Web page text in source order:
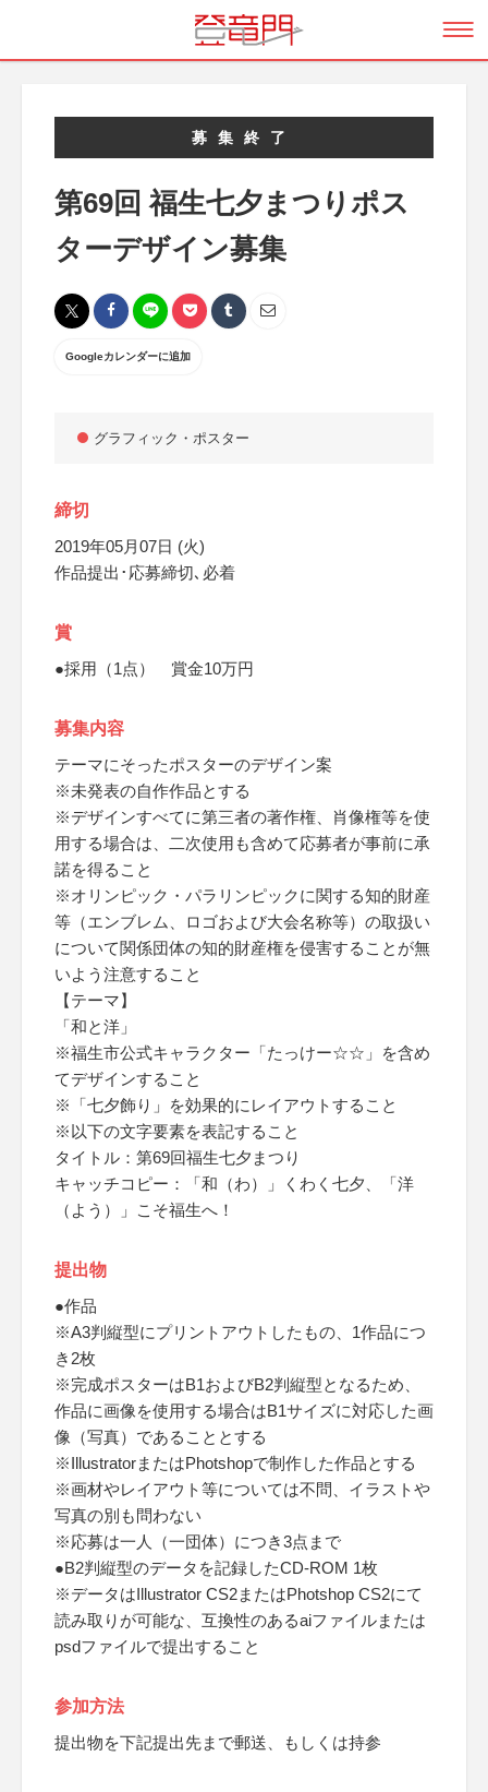
募集終了
第69回 福生七夕まつりポス
ターデザイン募集
Googleカレンダーに追加
グラフィック・ポスター
締切
2019年05月07日 (火)
作品提出･応募締切､必着
賞
●採用（1点） 賞金10万円
募集内容
テーマにそったポスターのデザイン案
※未発表の自作作品とする
※デザインすべてに第三者の著作権、肖像権等を使
用する場合は、二次使用も含めて応募者が事前に承
諾を得ること
※オリンピック・パラリンピックに関する知的財産
等（エンブレム、ロゴおよび大会名称等）の取扱い
について関係団体の知的財産権を侵害することが無
いよう注意すること
【テーマ】
「和と洋」
※福生市公式キャラクター「たっけー☆☆」を含め
てデザインすること
※「七夕飾り」を効果的にレイアウトすること
※以下の文字要素を表記すること
タイトル：第69回福生七夕まつり
キャッチコピー：「和（わ）」くわく七夕、「洋
（よう）」こそ福生へ！
提出物
●作品
※A3判縦型にプリントアウトしたもの、1作品につ
き2枚
※完成ポスターはB1およびB2判縦型となるため、
作品に画像を使用する場合はB1サイズに対応した画
像（写真）であることとする
※IllustratorまたはPhotshopで制作した作品とする
※画材やレイアウト等については不問、イラストや
写真の別も問わない
※応募は一人（一団体）につき3点まで
●B2判縦型のデータを記録したCD-ROM 1枚
※データはIllustrator CS2またはPhotshop CS2にて
読み取りが可能な、互換性のあるaiファイルまたは
psdファイルで提出すること
参加方法
提出物を下記提出先まで郵送、もしくは持参